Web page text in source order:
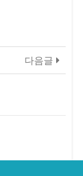
다음글